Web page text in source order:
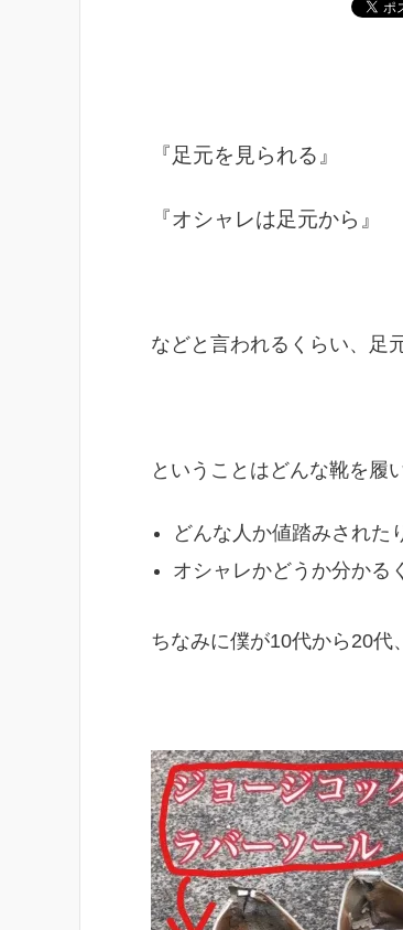
『足元を見られる』
『オシャレは足元から』
などと言われるくらい、足
ということはどんな靴を履
どんな人か値踏みされた
オシャレかどうか分かる
ちなみに僕が10代から20代